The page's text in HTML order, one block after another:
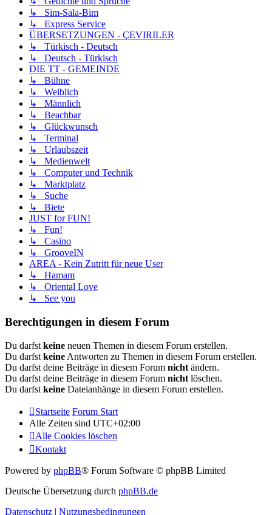
↳ Sim-Sala-Bim
↳ Express Service
ÜBERSETZUNGEN - ÇEVIRILER
↳ Türkisch - Deutsch
↳ Deutsch - Türkisch
DIE TT - GEMEINDE
↳ Bühne
↳ Weiblich
↳ Männlich
↳ Beachbar
↳ Glückwunsch
↳ Terminal
↳ Urlaubszeit
↳ Medienwelt
↳ Computer und Technik
↳ Marktplatz
↳ Suche
↳ Biete
JUST for FUN!
↳ Fun!
↳ Casino
↳ GrooveIN
AREA - Kein Zutritt für neue User
↳ Hamam
↳ Oriental Love
↳ See you
Berechtigungen in diesem Forum
Du darfst keine neuen Themen in diesem Forum erstellen.
Du darfst keine Antworten zu Themen in diesem Forum erstellen.
Du darfst deine Beiträge in diesem Forum nicht ändern.
Du darfst deine Beiträge in diesem Forum nicht löschen.
Du darfst keine Dateianhänge in diesem Forum erstellen.
Startseite Forum Start
Alle Zeiten sind UTC+02:00
Alle Cookies löschen
Kontakt
Powered by phpBB® Forum Software © phpBB Limited
Deutsche Übersetzung durch phpBB.de
Datenschutz | Nutzungsbedingungen